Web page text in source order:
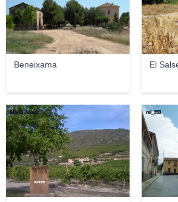
Beneixama El
Mario Xineda rei_353